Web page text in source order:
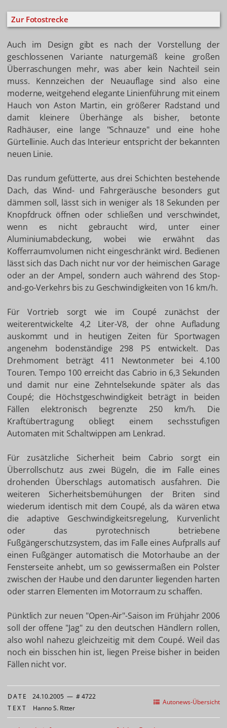
Zur Fotostrecke
Auch im Design gibt es nach der Vorstellung der
geschlossenen Variante naturgemäß keine großen
Überraschungen mehr, was aber kein Nachteil sein
muss. Kennzeichen der Neuauflage sind also eine
moderne, weitgehend elegante Linienführung mit einem
Hauch von Aston Martin, ein größerer Radstand und
damit kleinere Überhänge als bisher, betonte
Radhäuser, eine lange "Schnauze" und eine hohe
Gürtellinie. Auch das Interieur entspricht der bekannten
neuen Linie.
Das rundum gefütterte, aus drei Schichten bestehende
Dach, das Wind- und Fahrgeräusche besonders gut
dämmen soll, lässt sich in weniger als 18 Sekunden per
Knopfdruck öffnen oder schließen und verschwindet,
wenn es nicht gebraucht wird, unter einer
Aluminiumabdeckung, wobei wie erwähnt das
Kofferraumvolumen nicht eingeschränkt wird. Bedienen
lässt sich das Dach nicht nur vor der heimischen Garage
oder an der Ampel, sondern auch während des Stop-
and-go-Verkehrs bis zu Geschwindigkeiten von 16 km/h.
Für Vortrieb sorgt wie im Coupé zunächst der
weiterentwickelte 4,2 Liter-V8, der ohne Aufladung
auskommt und in heutigen Zeiten für Sportwagen
angenehm bodenständige 298 PS entwickelt. Das
Drehmoment beträgt 411 Newtonmeter bei 4.100
Touren. Tempo 100 erreicht das Cabrio in 6,3 Sekunden
und damit nur eine Zehntelsekunde später als das
Coupé; die Höchstgeschwindigkeit beträgt in beiden
Fällen elektronisch begrenzte 250 km/h. Die
Kraftübertragung obliegt einem sechsstufigen
Automaten mit Schaltwippen am Lenkrad.
Für zusätzliche Sicherheit beim Cabrio sorgt ein
Überrollschutz aus zwei Bügeln, die im Falle eines
drohenden Überschlags automatisch ausfahren. Die
weiteren Sicherheitsbemühungen der Briten sind
wiederum identisch mit dem Coupé, als da wären etwa
die adaptive Geschwindigkeitsregelung, Kurvenlicht
oder das pyrotechnisch betriebene
Fußgängerschutzsystem, das im Falle eines Aufpralls auf
einen Fußgänger automatisch die Motorhaube an der
Fensterseite anhebt, um so gewissermaßen ein Polster
zwischen der Haube und den darunter liegenden harten
oder starren Elementen im Motorraum zu schaffen.
Pünktlich zur neuen "Open-Air"-Saison im Frühjahr 2006
soll der offene "Jag" zu den deutschen Händlern rollen,
also wohl nahezu gleichzeitig mit dem Coupé. Weil das
noch ein bisschen hin ist, liegen Preise bisher in beiden
Fällen nicht vor.
Autonews-Übersicht
DATE 24.10.2005 — # 4722
TEXT Hanno S. Ritter